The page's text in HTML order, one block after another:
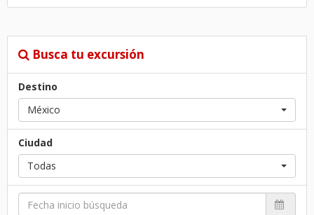
Busca tu excursión
Destino
México
Ciudad
Todas